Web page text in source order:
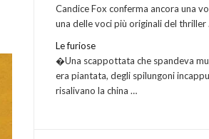
Candice Fox conferma ancora una
una delle voci più originali del thriller
Le furiose
�Una scappottata che spandeva
era piantata, degli spilungoni
risalivano la china …